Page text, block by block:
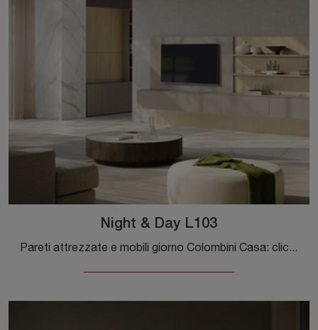
Night & Day L103
Pareti attrezzate e mobili giorno Colombini Casa: clicca e scopri il modello Night & Day L103 e potrai impreziosire stanze moderne di ogni tipo.